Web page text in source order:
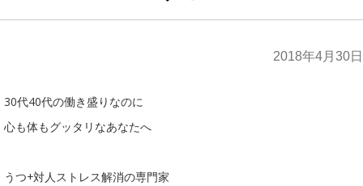
2018年4月30日
30代40代の働き盛りなのに
心も体もグッタリなあなたへ
うつ+対人ストレス解消の専門家